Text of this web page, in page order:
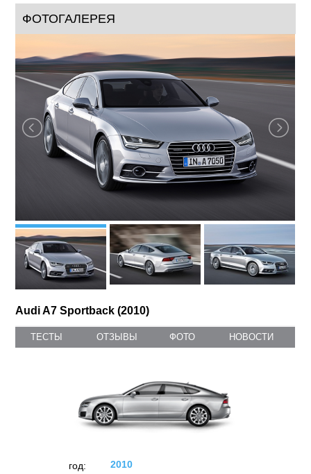
ФОТОГАЛЕРЕЯ
Audi A7 Sportback (2010)
ТЕСТЫ ОТЗЫВЫ ФОТО НОВОСТИ
год:
2010